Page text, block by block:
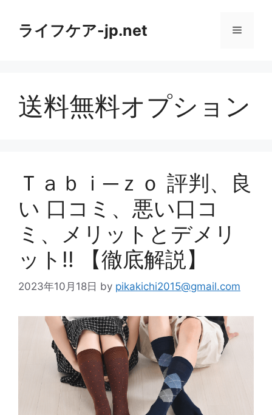
ライフケア-jp.net メ
ュ
送料無料オプション
Ｔａｂｉ─ｚｏ 評判、良
い 口コミ、悪い口コ
ミ、メリットとデメリ
ット!! 【徹底解説】
2023年10月18日 by pikakichi2015@gmail.com